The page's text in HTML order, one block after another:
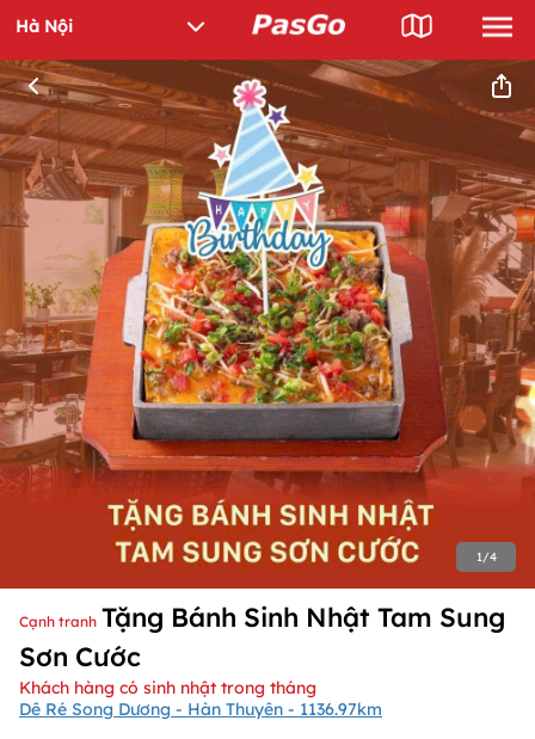
1/4
Cạnh tranh Tặng Bánh Sinh Nhật Tam Sung
Sơn Cước
Khách hàng có sinh nhật trong tháng
Dê Ré Song Dương - Hàn Thuyên - 1136.97km